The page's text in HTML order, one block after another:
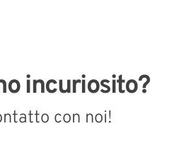
incuriosito?
con noi!